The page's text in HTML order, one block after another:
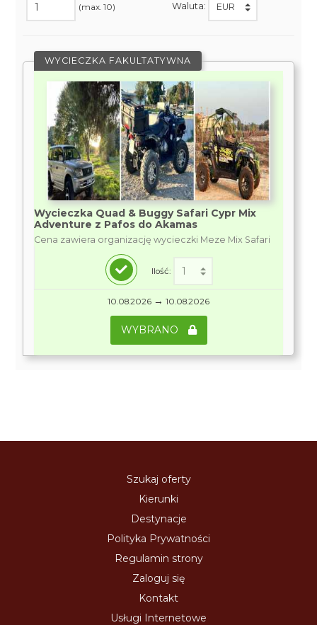
(max. 10) Waluta:
WYCIECZKA FAKULTATYWNA
Wycieczka Quad & Buggy Safari Cypr Mix
Adventure z Pafos do Akamas
Cena zawiera organizację wycieczki Meze Mix Safari
Ilość:
10.08.2026 → 10.08.2026
WYBRANO
Szukaj oferty
Kierunki
Destynacje
Polityka Prywatności
Regulamin strony
Zaloguj się
Kontakt
Usługi Internetowe